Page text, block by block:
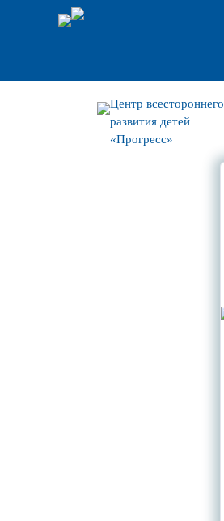
Центр всестороннего
развития детей
«Прогресс»